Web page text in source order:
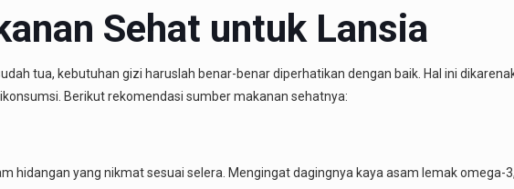
Sehat untuk Lansia
tua, kebutuhan gizi haruslah benar-benar diperhatikan dengan baik. Hal ini
Berikut rekomendasi sumber makanan sehatnya:
hidangan yang nikmat sesuai selera. Mengingat dagingnya kaya asam lemak